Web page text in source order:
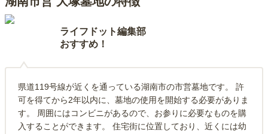
ライフドット編集部
おすすめ！
県道119号線が近くを通っている湖南市の市営墓地です。 許
可を得てから2年以内に、墓地の使用を開始する必要がありま
す。 周囲にはコンビニがあるので、お参りに必要なものを購
入することができます。 住宅街に位置しており、近くには幼